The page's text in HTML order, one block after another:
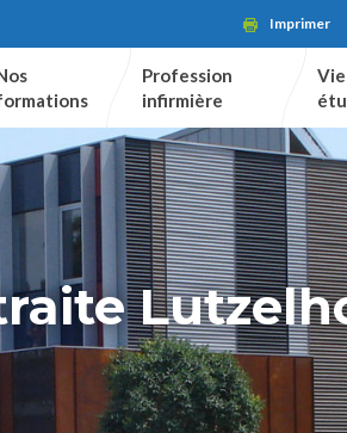
Imprimer
Profession
infirmière
Vie